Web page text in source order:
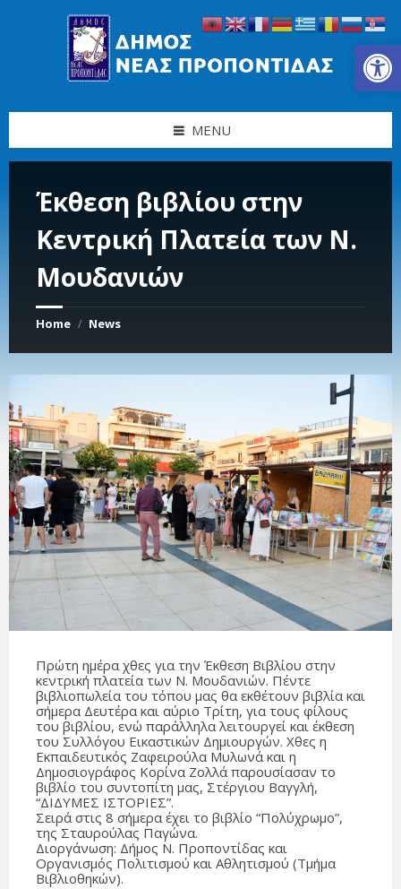
Ανοίξτε τη γραμμή εργαλείων
MENU
Έκθεση βιβλίου στην
Κεντρική Πλατεία των Ν.
Μουδανιών
Home / News
Πρώτη ημέρα χθες για την Έκθεση Βιβλίου στην
κεντρική πλατεία των Ν. Μουδανιών. Πέντε
βιβλιοπωλεία του τόπου μας θα εκθέτουν βιβλία και
σήμερα Δευτέρα και αύριο Τρίτη, για τους φίλους
του βιβλίου, ενώ παράλληλα λειτουργεί και έκθεση
του Συλλόγου Εικαστικών Δημιουργών. Χθες η
Εκπαιδευτικός Ζαφειρούλα Μυλωνά και η
Δημοσιογράφος Κορίνα Ζολλά παρουσίασαν το
βιβλίο του συντοπίτη μας, Στέργιου Βαγγλή,
“ΔΙΔΥΜΕΣ ΙΣΤΟΡΙΕΣ”.
Σειρά στις 8 σήμερα έχει το βιβλίο “Πολύχρωμο”,
της Σταυρούλας Παγώνα.
Διοργάνωση: Δήμος Ν. Προποντίδας και
Οργανισμός Πολιτισμού και Αθλητισμού (Τμήμα
Βιβλιοθηκών).